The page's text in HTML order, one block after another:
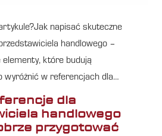
napisać skuteczne
handlowego –
elementy, które budują
wyróżnić w referencjach dla…
dla
handlowego
przygotować